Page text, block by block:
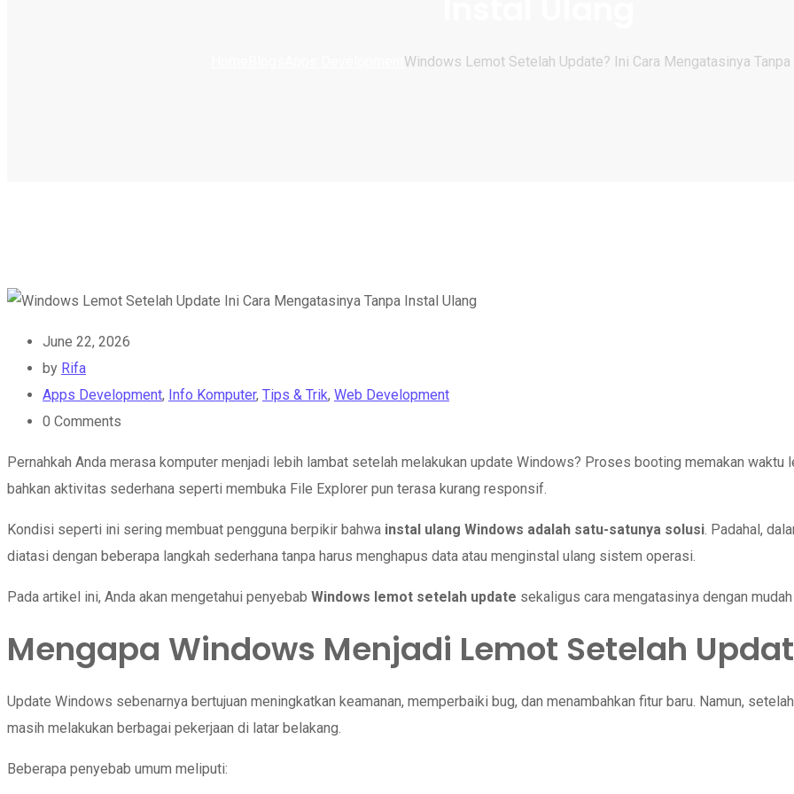
Windows Lemot Setelah Update? Ini Cara Mengatasinya
June 22, 2026
by Rifa
Apps Development, Info Komputer, Tips & Trik, Web Development
0 Comments
Pernahkah Anda merasa komputer menjadi lebih lambat setelah melakukan update Windows? Proses booting memakan waktu
bahkan aktivitas sederhana seperti membuka File Explorer pun terasa kurang responsif.
Kondisi seperti ini sering membuat pengguna berpikir bahwa instal ulang Windows adalah satu-satunya solusi. Padahal,
diatasi dengan beberapa langkah sederhana tanpa harus menghapus data atau menginstal ulang sistem operasi.
Pada artikel ini, Anda akan mengetahui penyebab Windows lemot setelah update sekaligus cara mengatasinya dengan mudah
Mengapa Windows Menjadi Lemot Setelah
Update Windows sebenarnya bertujuan meningkatkan keamanan, memperbaiki bug, dan menambahkan fitur baru. Namun,
masih melakukan berbagai pekerjaan di latar belakang.
Beberapa penyebab umum meliputi: